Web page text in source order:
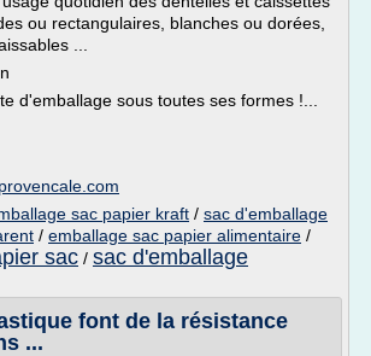
ou rectangulaires, blanches ou dorées,
...
d'emballage sous toutes ses formes !...
sac papier kraft / sac d'emballage
/ emballage sac papier alimentaire /
sac / sac d'emballage
font de la résistance
...